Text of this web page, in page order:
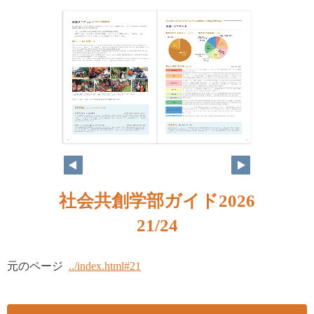
社会共創学部ガイド2026
21/24
元のページ ../index.html#21